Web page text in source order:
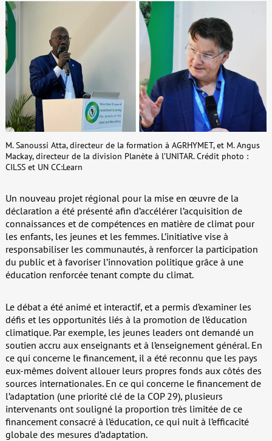
M. Sanoussi Atta, directeur de la formation à AGRHYMET, et M. Angus
Mackay, directeur de la division Planète à l’UNITAR. Crédit photo :
CILSS et UN CC:Learn
Un nouveau projet régional pour la mise en œuvre de la
déclaration a été présenté afin d’accélérer l’acquisition de
connaissances et de compétences en matière de climat pour
les enfants, les jeunes et les femmes. L’initiative vise à
responsabiliser les communautés, à renforcer la participation
du public et à favoriser l’innovation politique grâce à une
éducation renforcée tenant compte du climat.
Le débat a été animé et interactif, et a permis d’examiner les
défis et les opportunités liés à la promotion de l’éducation
climatique. Par exemple, les jeunes leaders ont demandé un
soutien accru aux enseignants et à l’enseignement général. En
ce qui concerne le financement, il a été reconnu que les pays
eux-mêmes doivent allouer leurs propres fonds aux côtés des
sources internationales. En ce qui concerne le financement de
l’adaptation (une priorité clé de la COP 29), plusieurs
intervenants ont souligné la proportion très limitée de ce
financement consacré à l’éducation, ce qui nuit à l’efficacité
globale des mesures d’adaptation.